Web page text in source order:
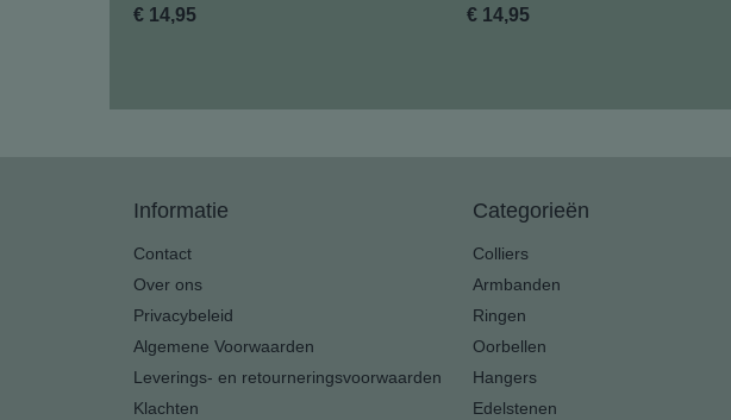
€ 14,95 € 14,95
Informatie
Contact
Over ons
Privacybeleid
Algemene Voorwaarden
Leverings- en retourneringsvoorwaarden
Klachten
Categorieën
Colliers
Armbanden
Ringen
Oorbellen
Hangers
Edelstenen